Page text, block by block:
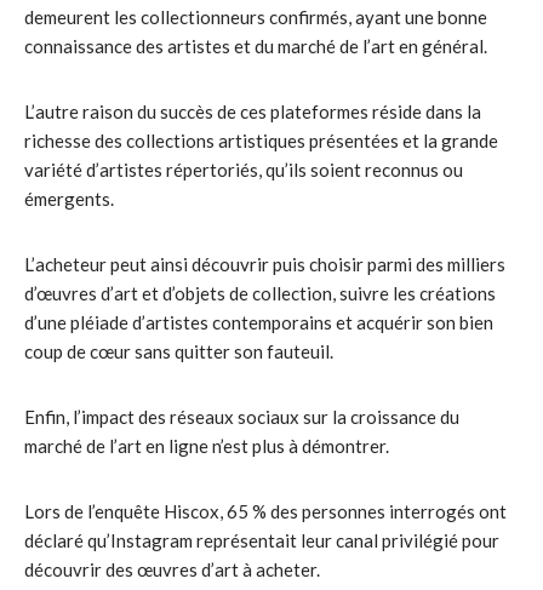
demeurent les collectionneurs confirmés, ayant une bonne
connaissance des artistes et du marché de l’art en général.
L’autre raison du succès de ces plateformes réside dans la
richesse des collections artistiques présentées et la grande
variété d’artistes répertoriés, qu’ils soient reconnus ou
émergents.
L’acheteur peut ainsi découvrir puis choisir parmi des milliers
d’œuvres d’art et d’objets de collection, suivre les créations
d’une pléiade d’artistes contemporains et acquérir son bien
coup de cœur sans quitter son fauteuil.
Enfin, l’impact des réseaux sociaux sur la croissance du
marché de l’art en ligne n’est plus à démontrer.
Lors de l’enquête Hiscox, 65 % des personnes interrogés ont
déclaré qu’Instagram représentait leur canal privilégié pour
découvrir des œuvres d’art à acheter.